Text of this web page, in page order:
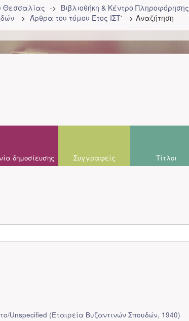
Θεσσαλίας Βιβλιοθήκη & Κέντρο Πληροφόρησης
Άρθρα του τόμου Έτος ΙΣΤ' Αναζήτηση
δημοσίευσης Συγγραφείς Τίτλοι
Unspecified (Εταιρεία Βυζαντινών Σπουδών, 1940)